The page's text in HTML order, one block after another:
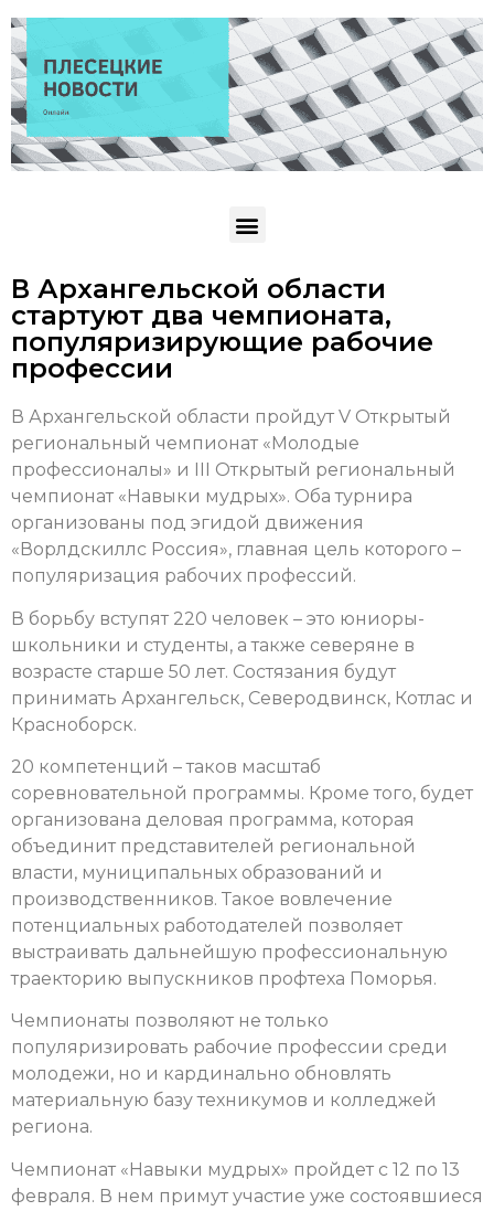
В Архангельской области
стартуют два чемпионата,
популяризирующие рабочие
профессии
В Архангельской области пройдут V Открытый
региональный чемпионат «Молодые
профессионалы» и III Открытый региональный
чемпионат «Навыки мудрых». Оба турнира
организованы под эгидой движения
«Ворлдскиллс Россия», главная цель которого –
популяризация рабочих профессий.
В борьбу вступят 220 человек – это юниоры-
школьники и студенты, а также северяне в
возрасте старше 50 лет. Состязания будут
принимать Архангельск, Северодвинск, Котлас и
Красноборск.
20 компетенций – таков масштаб
соревновательной программы. Кроме того, будет
организована деловая программа, которая
объединит представителей региональной
власти, муниципальных образований и
производственников. Такое вовлечение
потенциальных работодателей позволяет
выстраивать дальнейшую профессиональную
траекторию выпускников профтеха Поморья.
Чемпионаты позволяют не только
популяризировать рабочие профессии среди
молодежи, но и кардинально обновлять
материальную базу техникумов и колледжей
региона.
Чемпионат «Навыки мудрых» пройдет с 12 по 13
февраля. В нем примут участие уже состоявшиеся